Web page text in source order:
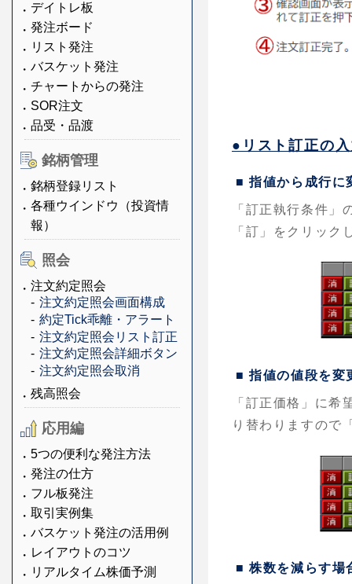
デイトレ板
発注ボード
リスト発注
バスケット発注
チャートからの発注
SOR注文
品受・品渡
銘柄管理
銘柄登録リスト
各種ウインドウ（投資情
報）
照会
注文約定照会
注文約定照会画面構成
約定Tick乖離・アラート
注文約定照会リスト訂正
注文約定照会詳細ボタン
注文約定照会取消
残高照会
応用編
5つの便利な発注方法
発注の仕方
フル板発注
取引実例集
バスケット発注の活用例
レイアウトのコツ
リアルタイム株価予測
●リスト訂正の
■ 指値から成行に
「訂正執行条件
「訂」をクリック
■ 指値の値段を変
「訂正価格」に
り替わりますので
■ 株数を減らす場